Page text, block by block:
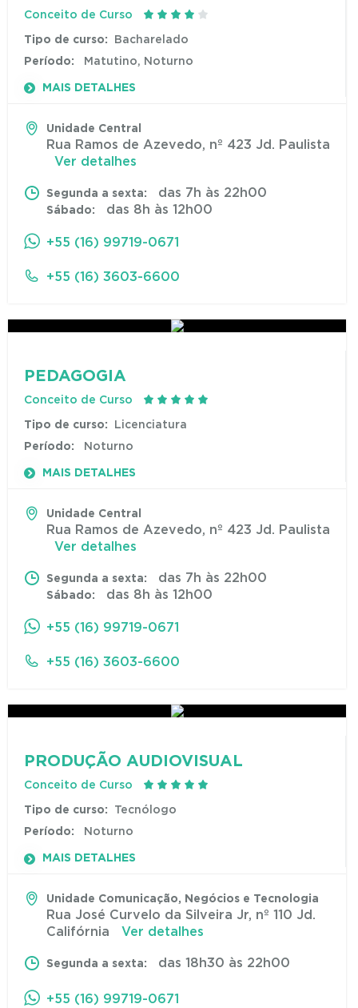
Conceito de Curso
Tipo de curso: Bacharelado
Período: Matutino, Noturno
MAIS DETALHES
Unidade Central
Rua Ramos de Azevedo, nº 423 Jd. Paulista
Ver detalhes
Segunda a sexta: das 7h às 22h00
Sábado: das 8h às 12h00
+55 (16) 99719-0671
+55 (16) 3603-6600
PEDAGOGIA
Conceito de Curso
Tipo de curso: Licenciatura
Período: Noturno
MAIS DETALHES
Unidade Central
Rua Ramos de Azevedo, nº 423 Jd. Paulista
Ver detalhes
Segunda a sexta: das 7h às 22h00
Sábado: das 8h às 12h00
+55 (16) 99719-0671
+55 (16) 3603-6600
PRODUÇÃO AUDIOVISUAL
Conceito de Curso
Tipo de curso: Tecnólogo
Período: Noturno
MAIS DETALHES
Unidade Comunicação, Negócios e Tecnologia
Rua José Curvelo da Silveira Jr, nº 110 Jd.
Califórnia Ver detalhes
Segunda a sexta: das 18h30 às 22h00
+55 (16) 99719-0671